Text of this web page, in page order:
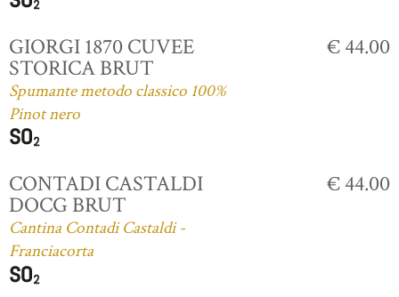
GIORGI 1870 CUVEE
STORICA BRUT
Spumante metodo classico 100%
Pinot nero
€ 44.00
CONTADI CASTALDI
DOCG BRUT
Cantina Contadi Castaldi -
Franciacorta
€ 44.00